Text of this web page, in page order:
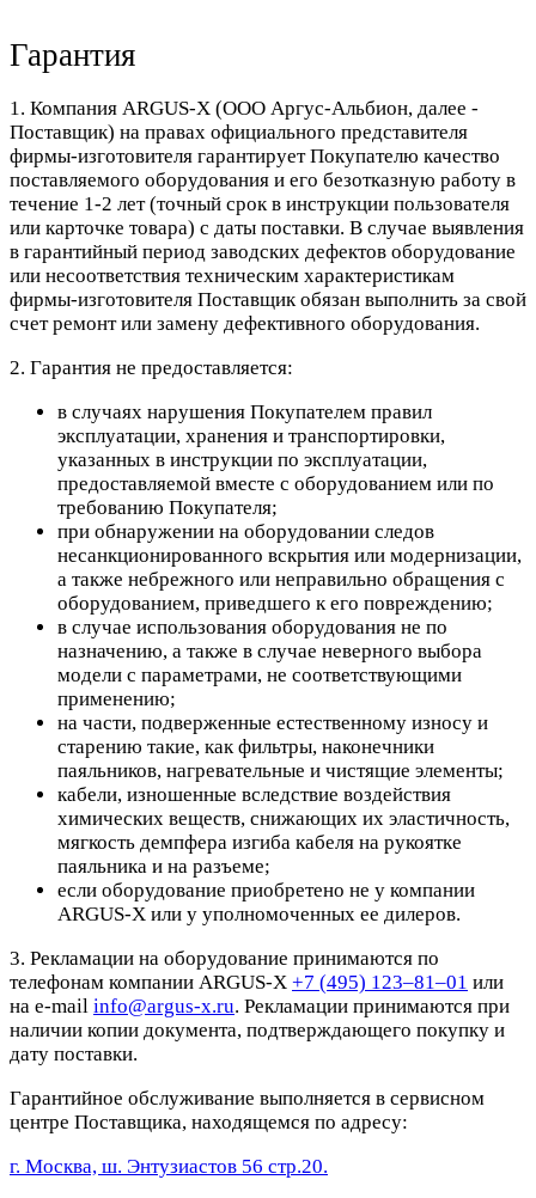
Гарантия
1. Компания ARGUS-X (ООО Аргус-Альбион, далее -
Поставщик) на правах официального представителя
фирмы-изготовителя гарантирует Покупателю качество
поставляемого оборудования и его безотказную работу в
течение 1-2 лет (точный срок в инструкции пользователя
или карточке товара) с даты поставки. В случае выявления
в гарантийный период заводских дефектов оборудование
или несоответствия техническим характеристикам
фирмы-изготовителя Поставщик обязан выполнить за свой
счет ремонт или замену дефективного оборудования.
2. Гарантия не предоставляется:
в случаях нарушения Покупателем правил
эксплуатации, хранения и транспортировки,
указанных в инструкции по эксплуатации,
предоставляемой вместе с оборудованием или по
требованию Покупателя;
при обнаружении на оборудовании следов
несанкционированного вскрытия или модернизации,
а также небрежного или неправильно обращения с
оборудованием, приведшего к его повреждению;
в случае использования оборудования не по
назначению, а также в случае неверного выбора
модели с параметрами, не соответствующими
применению;
на части, подверженные естественному износу и
старению такие, как фильтры, наконечники
паяльников, нагревательные и чистящие элементы;
кабели, изношенные вследствие воздействия
химических веществ, снижающих их эластичность,
мягкость демпфера изгиба кабеля на рукоятке
паяльника и на разъеме;
если оборудование приобретено не у компании
ARGUS-X или у уполномоченных ее дилеров.
3. Рекламации на оборудование принимаются по
телефонам компании ARGUS-X +7 (495) 123–81–01 или
на e-mail info@argus-x.ru. Рекламации принимаются при
наличии копии документа, подтверждающего покупку и
дату поставки.
Гарантийное обслуживание выполняется в сервисном
центре Поставщика, находящемся по адресу:
г. Москва, ш. Энтузиастов 56 стр.20.